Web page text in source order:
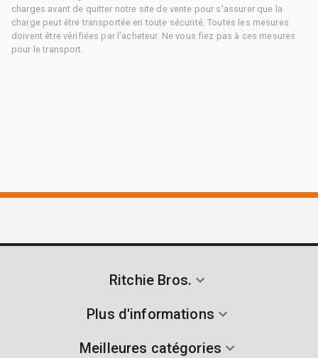
charges avant de quitter notre site de vente pour s'assurer que la
charge peut être transportée en toute sécurité. Toutes les mesures
doivent être vérifiées par l'acheteur. Ne vous fiez pas à ces mesures
pour le transport.
Ritchie Bros.
Plus d'informations
Meilleures catégories